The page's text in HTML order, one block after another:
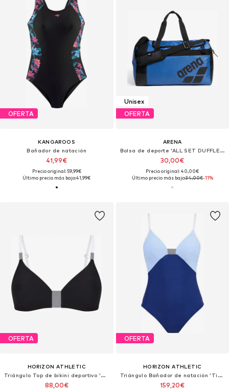
OFERTA
KANGAROOS
Bañador de natación
41,99€
Precio original: 59,99€
Último precio más bajo:41,99€
Unisex
OFERTA
ARENA
Bolsa de deporte 'ALL SET DUFFLE 25L'
30,00€
Precio original: 40,00€
Último precio más bajo:34,00€-11%
OFERTA
HORIZON ATHLETIC
Triángulo Top de bikini deportivo 'Timor Bikini Top Luna'
88,00€
OFERTA
HORIZON ATHLETIC
Triángulo Bañador de natación 'Timor One Piece Luna'
159,20€